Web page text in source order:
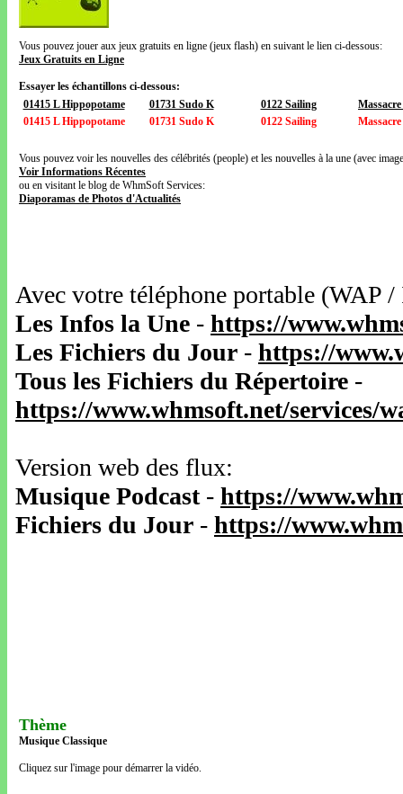
Vous pouvez jouer aux jeux gratuits en ligne (jeux flash) en suivant le lien ci-dessous:
Jeux Gratuits en Ligne
Essayer les échantillons ci-dessous:
01415 L Hippopotame
01731 Sudo K 0122 Sailing
01415 L Hippopotame
01731 Sudo K 0122 Sailing
Vous pouvez voir les nouvelles des célébrités (people) et les nouvelles à la une (avec
Voir Informations Récentes
ou en visitant le blog de WhmSoft Services:
Diaporamas de Photos d'Actualités
Avec votre téléphone portable
Les Infos la Une - https://
Les Fichiers du Jour - https://
Tous les Fichiers du Répertoire -
https://www.whmsoft.net/services/
Version web des flux:
Musique Podcast- https://
Fichiers du Jour - https://
Thème
Musique Classique
Cliquez sur l'image pour démarrer la vidéo.